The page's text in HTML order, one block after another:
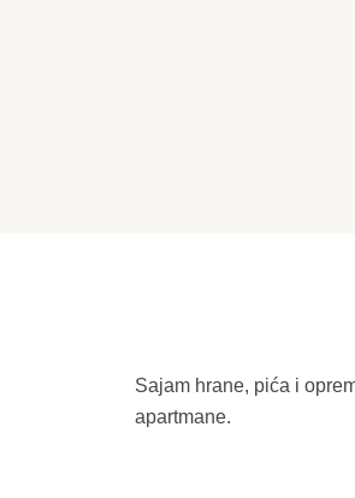
Sajam hrane, pića i
apartmane.